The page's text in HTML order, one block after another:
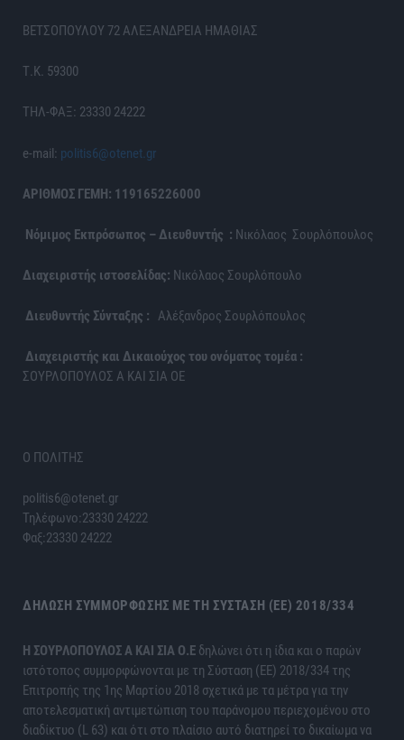
ΒΕΤΣΟΠΟΥΛΟΥ 72 ΑΛΕΞΑΝΔΡΕΙΑ ΗΜΑΘΙΑΣ
Τ.Κ. 59300
ΤΗΛ-ΦΑΞ: 23330 24222
e-mail: politis6@otenet.gr
ΑΡΙΘΜΟΣ ΓΕΜΗ: 119165226000
Νόμιμος Εκπρόσωπος – Διευθυντής : Νικόλαος Σουρλόπουλος
Διαχειριστής ιστοσελίδας: Νικόλαος Σουρλόπουλο
Διευθυντής Σύνταξης : Αλέξανδρος Σουρλόπουλος
Διαχειριστής και Δικαιούχος του ονόματος τομέα :
ΣΟΥΡΛΟΠΟΥΛΟΣ Α ΚΑΙ ΣΙΑ ΟΕ
Ο ΠΟΛΙΤΗΣ
politis6@otenet.gr
Τηλέφωνο:23330 24222
Φαξ:23330 24222
ΔΉΛΩΣΗ ΣΥΜΜΌΡΦΩΣΗΣ ΜΕ ΤΗ ΣΎΣΤΑΣΗ (ΕΕ) 2018/334
H ΣΟΥΡΛΟΠΟΥΛΟΣ Α ΚΑΙ ΣΙΑ Ο.Ε δηλώνει ότι η ίδια και ο παρών
ιστότοπος συμμορφώνονται με τη Σύσταση (ΕΕ) 2018/334 της
Επιτροπής της 1ης Μαρτίου 2018 σχετικά με τα μέτρα για την
αποτελεσματική αντιμετώπιση του παράνομου περιεχομένου στο
διαδίκτυο (L 63) και ότι στο πλαίσιο αυτό διατηρεί το δικαίωμα να